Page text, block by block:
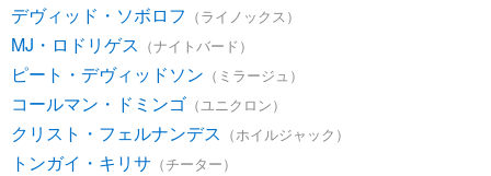
デヴィッド・ソボロフ （ライノックス）
MJ・ロドリゲス （ナイトバード）
ピート・デヴィッドソン （ミラージュ）
コールマン・ドミンゴ （ユニクロン）
クリスト・フェルナンデス （ホイルジャック）
トンガイ・キリサ （チーター）